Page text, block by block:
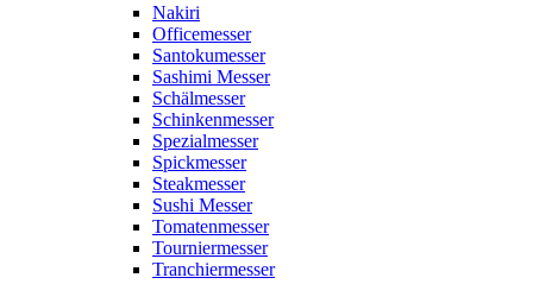
Nakiri
Officemesser
Santokumesser
Sashimi Messer
Schälmesser
Schinkenmesser
Spezialmesser
Spickmesser
Steakmesser
Sushi Messer
Tomatenmesser
Tourniermesser
Tranchiermesser